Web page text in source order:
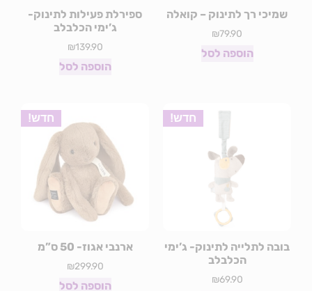
שמיכי רך לתינוק – קואלה
₪79.90
הוספה לסל
ספירלת פעילות לתינוק-
ג’ימי הכלבלב
₪139.90
הוספה לסל
חדש!
בובה לתלייה לתינוק- ג’ימי
הכלבלב
₪69.90
חדש!
ארנבי אגוז- 50 ס”מ
₪299.90
הוספה לסל